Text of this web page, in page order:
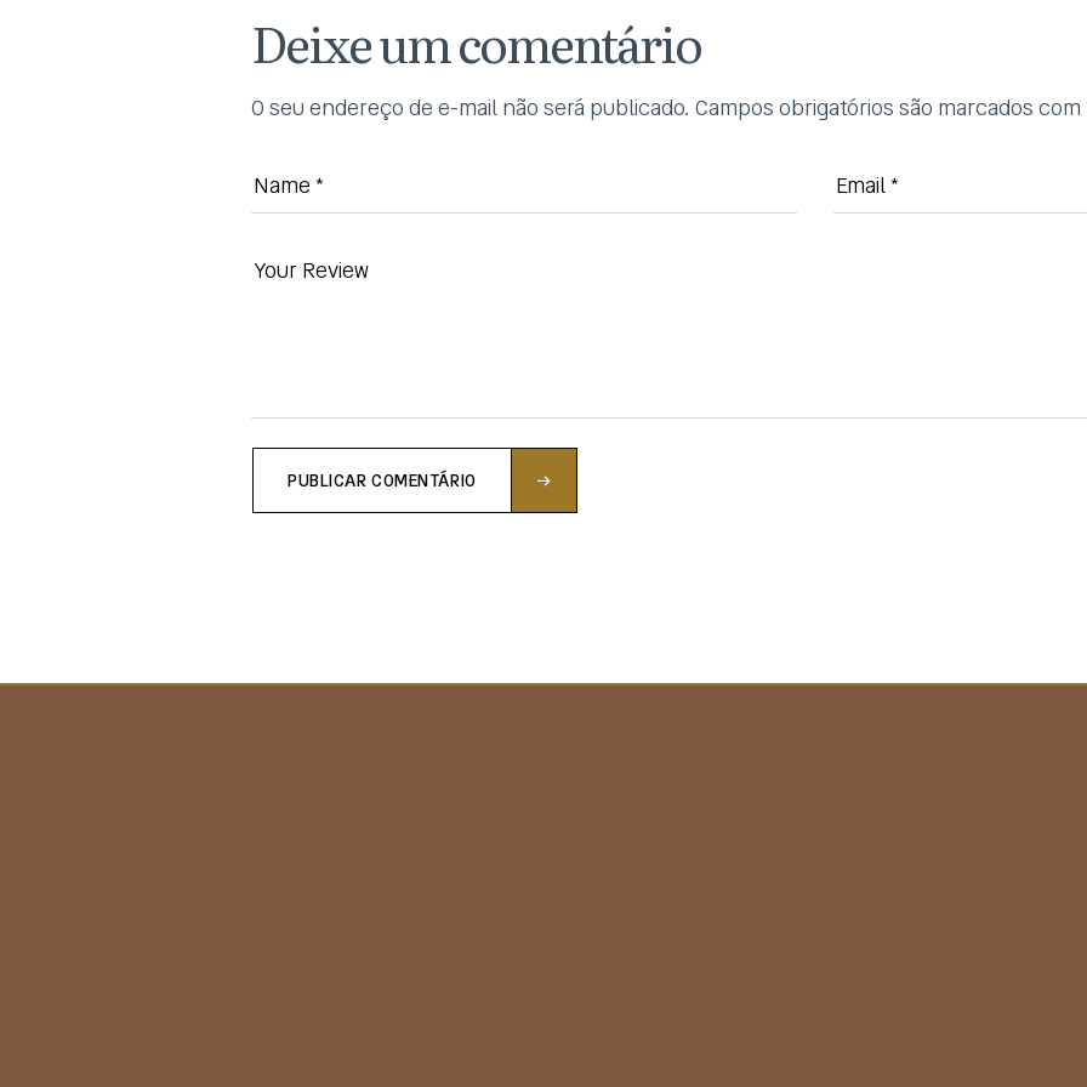
Deixe um comentário
O seu endereço de e-mail não será publicado. Campos obrigatórios são marcados com
PUBLICAR COMENTÁRIO